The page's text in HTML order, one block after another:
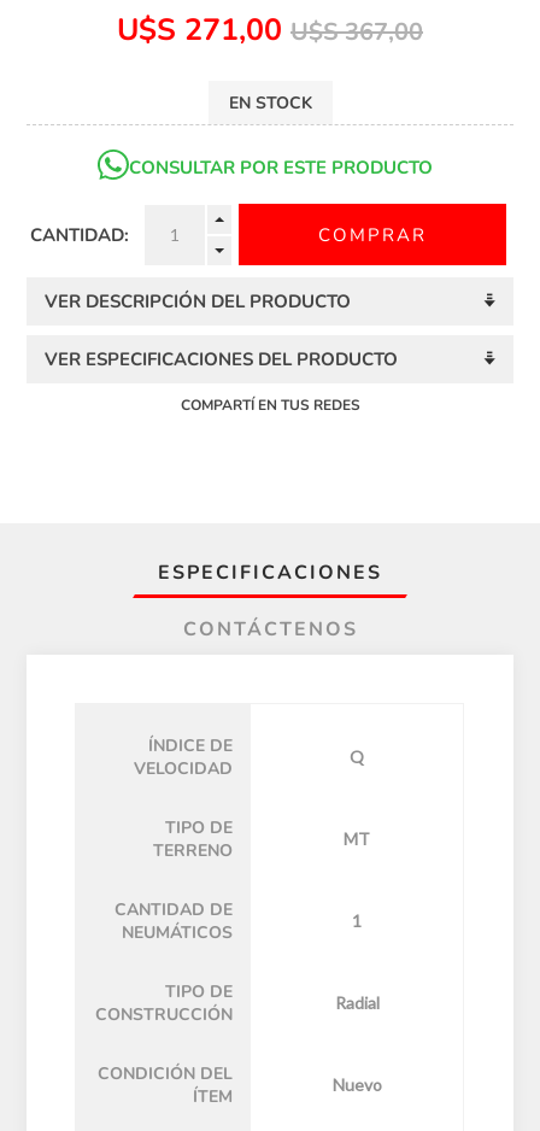
U$S 271,00 U$S 367,00
EN STOCK
CONSULTAR POR ESTE PRODUCTO
CANTIDAD:
VER DESCRIPCIÓN DEL PRODUCTO
VER ESPECIFICACIONES DEL PRODUCTO
COMPARTÍ EN TUS REDES
ESPECIFICACIONES
CONTÁCTENOS
ÍNDICE DE
VELOCIDAD
Q
TIPO DE
TERRENO
MT
CANTIDAD DE
NEUMÁTICOS
1
TIPO DE
CONSTRUCCIÓN
Radial
CONDICIÓN DEL
ÍTEM
Nuevo